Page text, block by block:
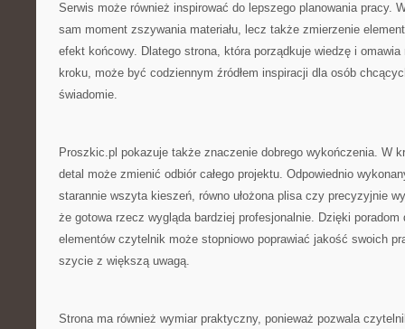
Serwis może również inspirować do lepszego planowania pracy.
sam moment zszywania materiału, lecz także zmierzenie
efekt końcowy. Dlatego strona, która porządkuje wiedzę i
kroku, może być codziennym źródłem inspiracji dla osób
świadomie.
Proszkic.pl pokazuje także znaczenie dobrego wykończenia. W
detal może zmienić odbiór całego projektu. Odpowiednio
starannie wszyta kieszeń, równo ułożona plisa czy precyzyjnie
że gotowa rzecz wygląda bardziej profesjonalnie. Dzięki
elementów czytelnik może stopniowo poprawiać jakość swoich
szycie z większą uwagą.
Strona ma również wymiar praktyczny, ponieważ pozwala